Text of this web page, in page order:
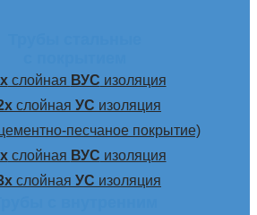
слойная ВУС изоляция
слойная УС изоляция
песчаное покрытие)
слойная ВУС изоляция
слойная УС изоляция